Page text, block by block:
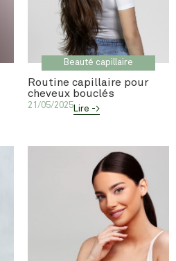
Beauté capillaire
Routine capillaire pour
cheveux bouclés
21/05/2025Lire ->